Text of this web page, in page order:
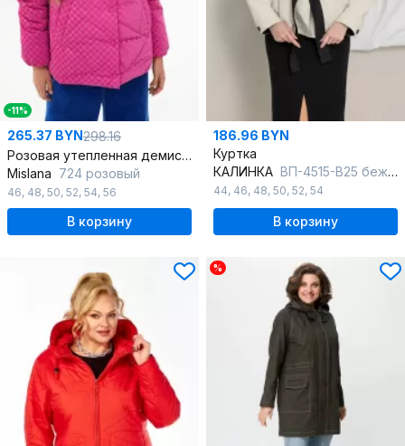
-11%
265.37 BYN298.16
Розовая утепленная демисезонная куртка лаке с прорезными карманами
Mislana 724 розовый
46, 48, 50, 52, 54, 56
В корзину
186.96 BYN
Куртка
КАЛИНКА ВП-4515-В25 бежевый
44, 46, 48, 50, 52, 54
В корзину
%